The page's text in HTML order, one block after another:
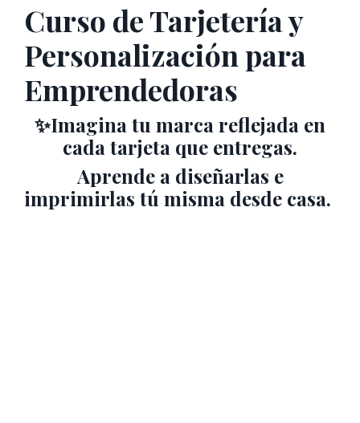
Curso de Tarjetería y
Personalización para
Emprendedoras
✨Imagina tu marca reflejada en
cada tarjeta que entregas.
Aprende a diseñarlas e
imprimirlas tú misma desde casa.